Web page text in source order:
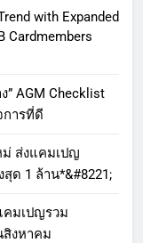
with Expanded
Cardmembers
” AGM Checklist
การที่ดี
ม่ ส่งแคมเปญ
ด 1 ล้าน*&#8221;
มเปญรวม
สิงหาคม